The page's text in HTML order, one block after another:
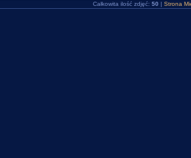
Całkowita ilość zdjęć: 50 | Strona